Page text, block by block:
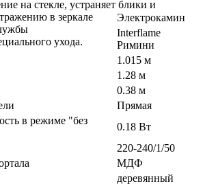
на стекле, устраняет блики и
в зеркале
ухода.
Электрокамин
Interflame
Римини
1.015 м
1.28 м
0.38 м
Прямая
в режиме "без
0.18 Вт
220-240/1/50
МДФ
деревянный